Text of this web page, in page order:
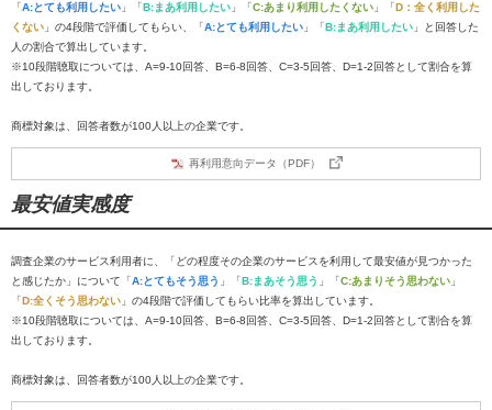
「A:とても利用したい 」「B:まあ利用したい 」「C:あまり利用したくない 」「D：全く利用した
くない 」の4段階で評価してもらい、「A:とても利用したい 」「B:まあ利用したい 」と回答した
人の割合で算出しています。
※10段階聴取については、A=9-10回答、B=6-8回答、C=3-5回答、D=1-2回答として割合を算
出しております。
商標対象は、回答者数が100人以上の企業です。
再利用意向データ（PDF）
最安値実感度
調査企業のサービス利用者に、「どの程度その企業のサービスを利用して最安値が見つかった
と感じたか」について「A:とてもそう思う 」「B:まあそう思う 」「C:あまりそう思わない 」
「D:全くそう思わない 」の4段階で評価してもらい比率を算出しています。
※10段階聴取については、A=9-10回答、B=6-8回答、C=3-5回答、D=1-2回答として割合を算
出しております。
商標対象は、回答者数が100人以上の企業です。